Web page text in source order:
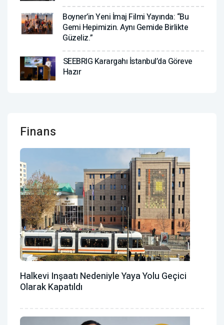
Boyner’in Yeni İmaj Filmi Yayında: “Bu
Gemi Hepimizin. Aynı Gemide Birlikte
Güzeliz.”
SEEBRIG Karargahı İstanbul’da Göreve
Hazır
Finans
Halkevi Inşaatı Nedeniyle Yaya Yolu Geçici
Olarak Kapatıldı